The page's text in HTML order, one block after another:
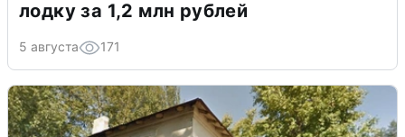
лодку за 1,2 млн рублей
5 августа 171